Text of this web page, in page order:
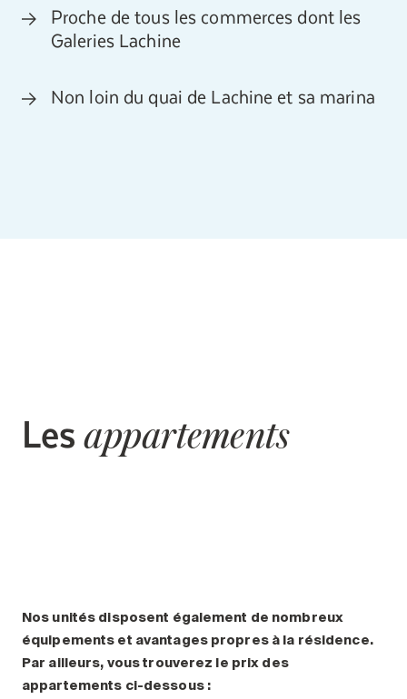
Proche de tous les commerces dont les
Galeries Lachine
Non loin du quai de Lachine et sa marina
Lesappartements
Nos unités disposent également de nombreux
équipements et avantages propres à la résidence.
Par ailleurs, vous trouverez le prix des
appartements ci-dessous :